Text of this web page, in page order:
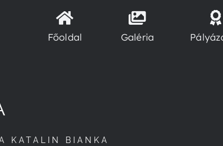
Főoldal Galéria
KATALIN BIANKA